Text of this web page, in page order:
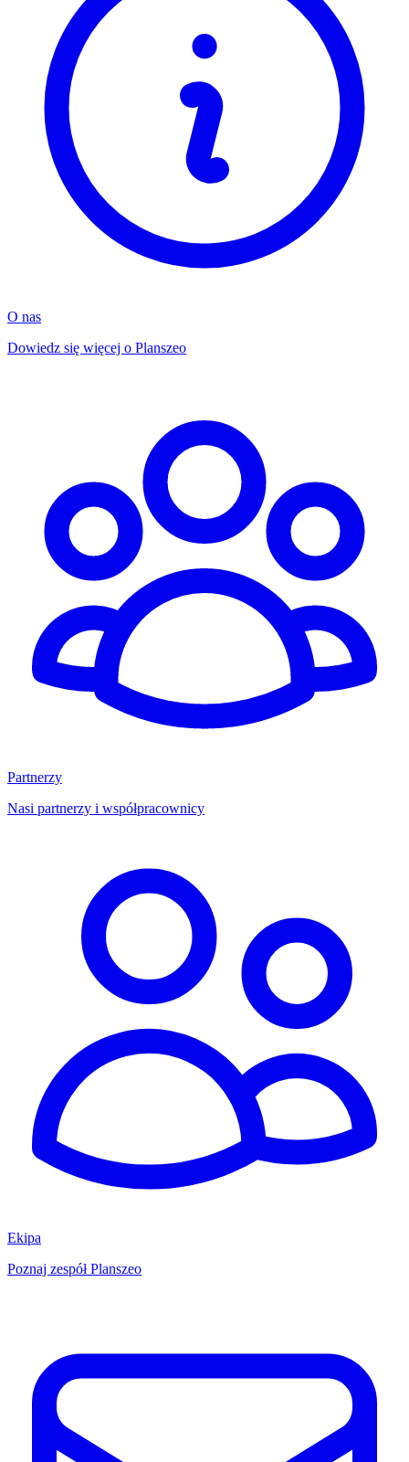
O nas
Dowiedz się więcej o Planszeo
Partnerzy
Nasi partnerzy i współpracownicy
Ekipa
Poznaj zespół Planszeo